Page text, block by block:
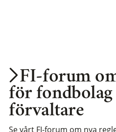
FI-forum
för fondbolag
förvaltare
Se vårt FI-forum om nya